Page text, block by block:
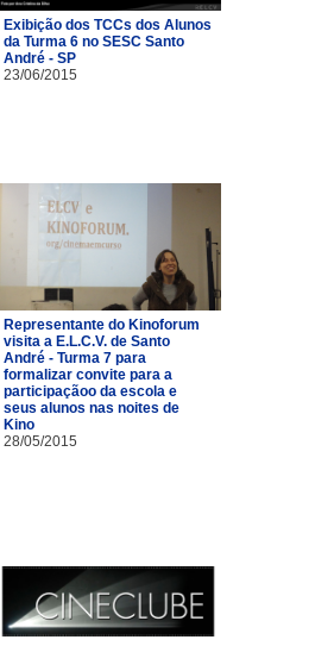
Exibição dos TCCs dos Alunos
da Turma 6 no SESC Santo
André - SP
23/06/2015
Representante do Kinoforum
visita a E.L.C.V. de Santo
André - Turma 7 para
formalizar convite para a
participaçãoo da escola e
seus alunos nas noites de
Kino
28/05/2015